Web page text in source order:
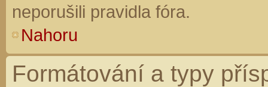
neporušili pravidla fóra.
Nahoru
Formátování a typy